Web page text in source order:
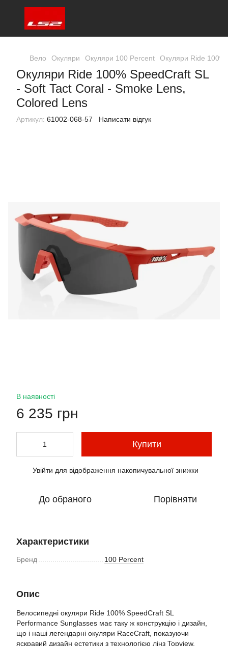
Вело Окуляри Окуляри 100 Percent Окуляри Ride 100%
Окуляри Ride 100% SpeedCraft SL
- Soft Tact Coral - Smoke Lens,
Colored Lens
Артикул: 61002-068-57 Написати відгук
В наявності
6 235 грн
Купити
Увійти для відображення накопичувальної знижки
До обраного Порівняти
Характеристики
Бренд 100 Percent
Опис
Велосипедні окуляри Ride 100% SpeedCraft SL
Performance Sunglasses має таку ж конструкцію і дизайн,
що і наші легендарні окуляри RaceCraft, показуючи
яскравий дизайн естетики з технологією лінз Topview.